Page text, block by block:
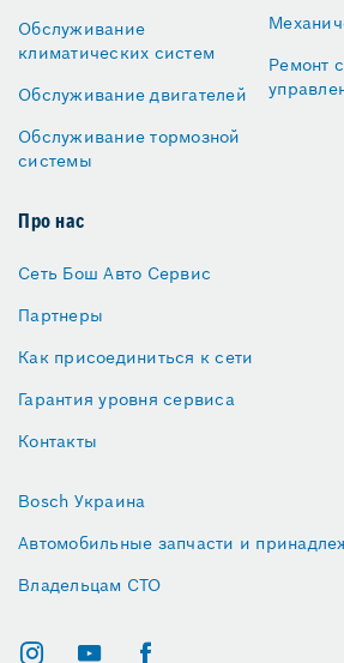
Обслуживание
климатических систем
Обслуживание двигателей
Обслуживание тормозной
системы
Ремонт
Про нас
Сеть Бош Авто Сервис
Партнеры
Как присоединиться к сети
Гарантия уровня сервиса
Контакты
Bosch Украина
Автомобильные запчасти и
Владельцам СТО